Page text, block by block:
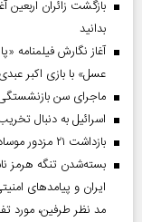
بدانید
عسل» با بازی اکبر عبدی
ماجرای سن بازنشستگی ۵۵ و ۶۲ ساله
اسرائیل به دنبال
بازداشت ۲۱ مزدور موساد و ۴ شرور مسلح در استان کرمان
بسته‌شدن تنگه هرمز
ایران و پیامد‌های
مد نظر طرفین، مورد